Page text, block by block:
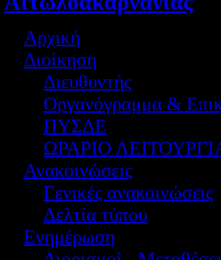
Αρχική
Διοίκηση
Διευθυντής
Οργανόγραμμα &
ΠΥΣΔΕ
ΩΡΑΡΙΟ
Ανακοινώσεις
Γενικές ανακοινώσεις
Δελτία τύπου
Ενημέρωση